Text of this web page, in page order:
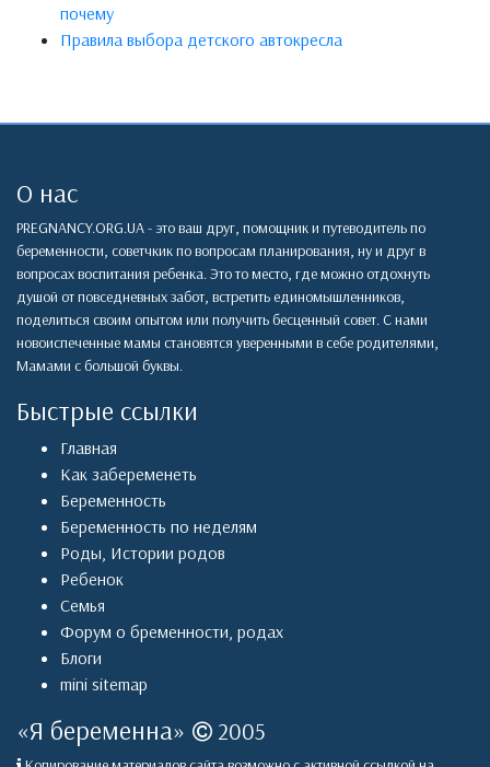
почему
Правила выбора детского автокресла
О нас
PREGNANCY.ORG.UA - это ваш друг, помощник и путеводитель по
беременности, советчкик по вопросам планирования, ну и друг в
вопросах воспитания ребенка. Это то место, где можно отдохнуть
душой от повседневных забот, встретить единомышленников,
поделиться своим опытом или получить бесценный совет. С нами
новоиспеченные мамы становятся уверенными в себе родителями,
Мамами с большой буквы.
Быстрые ссылки
Главная
Как забеременеть
Беременность
Беременность по неделям
Роды Истории родов
Ребенок
Семья
Форум о бременности, родах
Блоги
mini sitemap
«Я беременна» 2005